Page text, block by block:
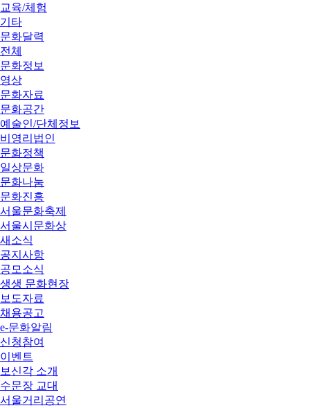
교육/체험
기타
문화달력
전체
문화정보
영상
문화자료
문화공간
예술인/단체정보
비영리법인
문화정책
일상문화
문화나눔
문화진흥
서울문화축제
서울시문화상
새소식
공지사항
공모소식
생생 문화현장
보도자료
채용공고
e-문화알림
신청참여
이벤트
보신각 소개
수문장 교대
서울거리공연